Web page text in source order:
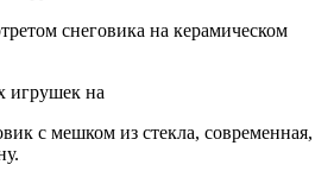
снеговика на керамическом
с мешком из стекла, современная,